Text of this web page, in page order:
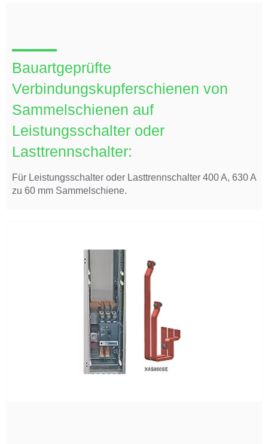
Bauartgeprüfte
Verbindungskupferschienen von
Sammelschienen auf
Leistungsschalter oder
Lasttrennschalter:
Für Leistungsschalter oder Lasttrennschalter 400 A, 630 A
zu 60 mm Sammelschiene.